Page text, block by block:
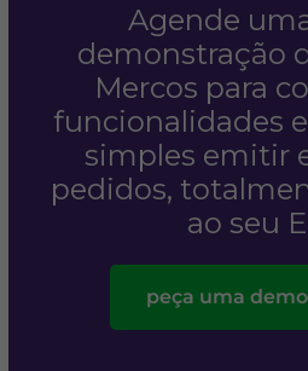
Agende
demonstração
Mercos para
funcionalidades
simples emitir
pedidos,
ao seu
peça uma